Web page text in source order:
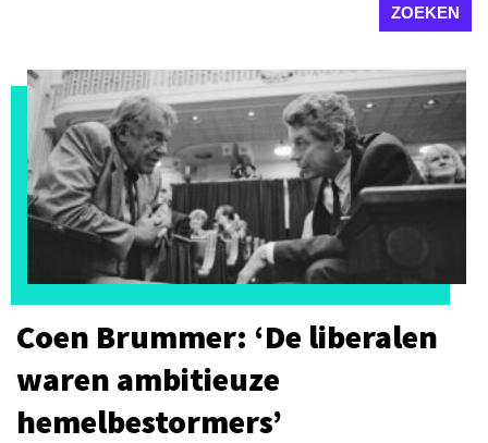
Coen Brummer: ‘De liberalen
waren ambitieuze
hemelbestormers’